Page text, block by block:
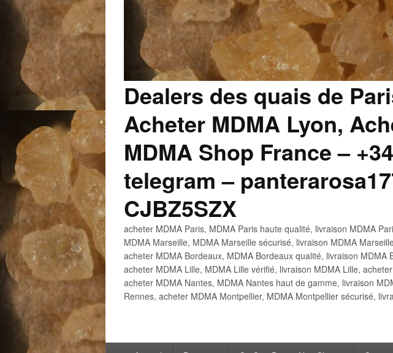
Dealers des quais de
Acheter MDMA Lyon,
MDMA Shop France –
telegram –
CJBZ5SZX
acheter MDMA Paris, MDMA Paris haute qualité, livraison MDMA
MDMA Marseille, MDMA Marseille sécurisé, livraison MDMA
acheter MDMA Bordeaux, MDMA Bordeaux qualité, livraison
acheter MDMA Lille, MDMA Lille vérifié, livraison MDMA Lille,
acheter MDMA Nantes, MDMA Nantes haut de gamme, livraison
Rennes, acheter MDMA Montpellier, MDMA Montpellier sécurisé,
Menu